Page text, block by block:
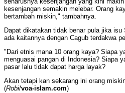
kesenjangan semakin melebar. Orang
bertambah miskin," tambahnya.
Dapat dikatakan tidak benar pula jika
ada kaitannya dengan Cagub terdakwa
"Dari etnis mana 10 orang kaya? Siapa
menguasai pangan di Indonesia? Siapa
pasar lalu tidak dapat harga layak?
Akan tetapi kan sekarang ini orang
(Robi/voa-islam.com)